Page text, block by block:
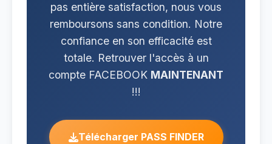
pas entière satisfaction, nous vous
remboursons sans condition. Notre
confiance en son efficacité est
totale. Retrouver l'accès à un
compte FACEBOOK MAINTENANT
!!!
Télécharger PASS FINDER